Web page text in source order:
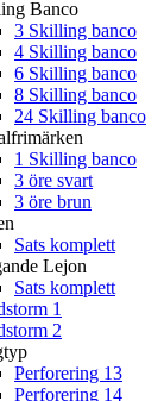
Banco
3 Skilling banco
4 Skilling banco
6 Skilling banco
8 Skilling banco
24 Skilling banco
1 Skilling banco
3 öre svart
3 öre brun
Sats komplett
Lejon
Sats komplett
1
2
Perforering 13
Perforering 14